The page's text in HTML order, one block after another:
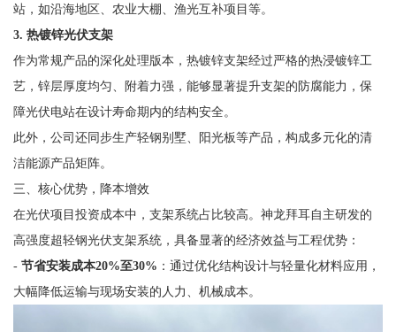
站，如沿海地区、农业大棚、渔光互补项目等。
3. 热镀锌光伏支架
作为常规产品的深化处理版本，热镀锌支架经过严格的热浸镀锌工
艺，锌层厚度均匀、附着力强，能够显著提升支架的防腐能力，保
障光伏电站在设计寿命期内的结构安全。
此外，公司还同步生产轻钢别墅、阳光板等产品，构成多元化的清
洁能源产品矩阵。
三、核心优势，降本增效
在光伏项目投资成本中，支架系统占比较高。神龙拜耳自主研发的
高强度超轻钢光伏支架系统，具备显著的经济效益与工程优势：
- 节省安装成本20%至30% ：通过优化结构设计与轻量化材料应用，
大幅降低运输与现场安装的人力、机械成本。